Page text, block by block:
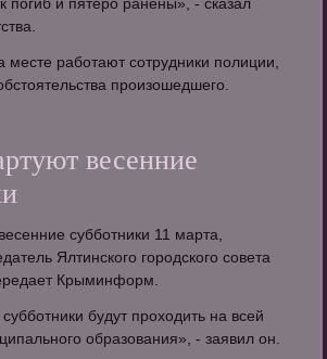
погиб и пятеро ранены», - сказал
месте работают сотрудники полиции,
произошедшего.
весенние
субботники 11 марта,
Ялтинского городского совета
Крыминформ.
будут проходить на всей
образования», - заявил он.